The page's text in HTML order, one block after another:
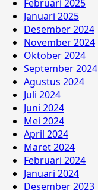
Februari 2025
Januari 2025
Desember 2024
November 2024
Oktober 2024
September 2024
Agustus 2024
Juli 2024
Juni 2024
Mei 2024
April 2024
Maret 2024
Februari 2024
Januari 2024
Desember 2023